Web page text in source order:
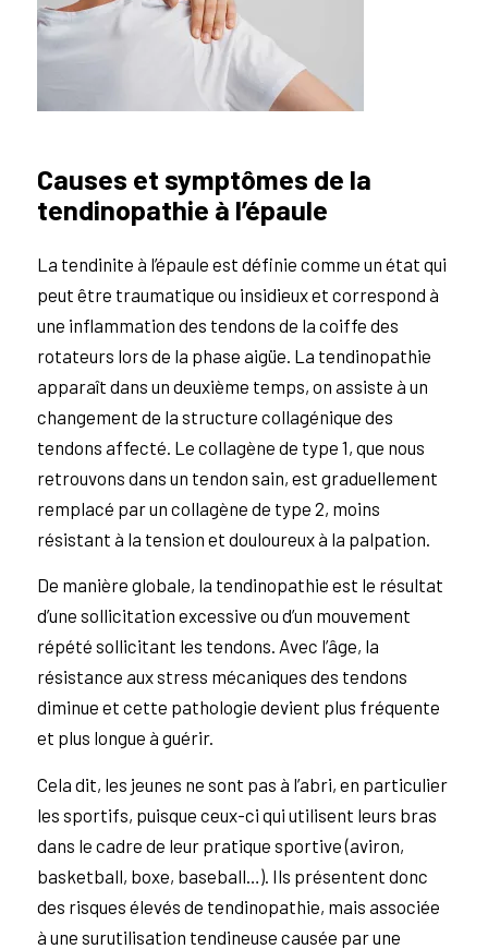
Causes et symptômes de la
tendinopathie à l’épaule
La tendinite à l’épaule est définie comme un état qui
peut être traumatique ou insidieux et correspond à
une inflammation des tendons de la coiffe des
rotateurs lors de la phase aigüe. La tendinopathie
apparaît dans un deuxième temps, on assiste à un
changement de la structure collagénique des
tendons affecté. Le collagène de type 1, que nous
retrouvons dans un tendon sain, est graduellement
remplacé par un collagène de type 2, moins
résistant à la tension et douloureux à la palpation.
De manière globale, la tendinopathie est le résultat
d’une sollicitation excessive ou d’un mouvement
répété sollicitant les tendons. Avec l’âge, la
résistance aux stress mécaniques des tendons
diminue et cette pathologie devient plus fréquente
et plus longue à guérir.
Cela dit, les jeunes ne sont pas à l’abri, en particulier
les sportifs, puisque ceux-ci qui utilisent leurs bras
dans le cadre de leur pratique sportive (aviron,
basketball, boxe, baseball…). Ils présentent donc
des risques élevés de tendinopathie, mais associée
à une surutilisation tendineuse causée par une